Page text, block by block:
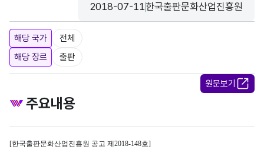
등록일
2018-07-11
수집기관
한국출판문화산업진흥원
해당 국가
전체
해당 장르
출판
원문보기
주요내용
[한국출판문화산업진흥원 공고 제 2018-148호]